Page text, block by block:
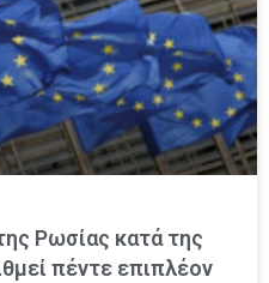
Ρωσίας κατά της
πέντε επιπλέον